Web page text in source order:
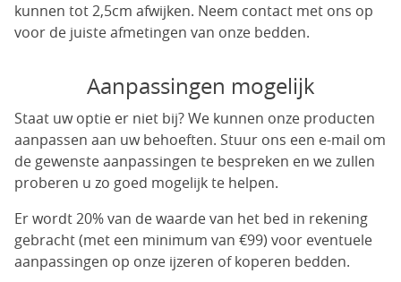
kunnen tot 2,5cm afwijken. Neem contact met ons op
voor de juiste afmetingen van onze bedden.
Aanpassingen mogelijk
Staat uw optie er niet bij? We kunnen onze producten
aanpassen aan uw behoeften. Stuur ons een e-mail om
de gewenste aanpassingen te bespreken en we zullen
proberen u zo goed mogelijk te helpen.
Er wordt 20% van de waarde van het bed in rekening
gebracht (met een minimum van €99) voor eventuele
aanpassingen op onze ijzeren of koperen bedden.